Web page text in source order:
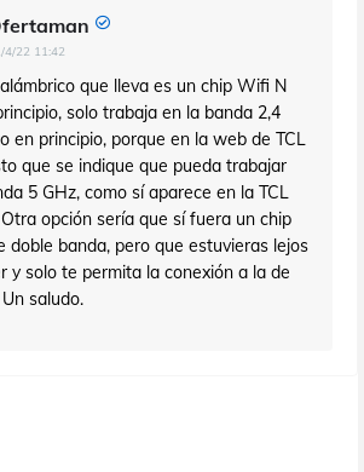
4/22 11:42
que lleva es un chip Wifi N
solo trabaja en la banda 2,4
en principio, porque en la web de TCL
que se indique que pueda trabajar
5 GHz, como sí aparece en la TCL
opción sería que sí fuera un chip
doble banda, pero que estuvieras lejos
y solo te permita la conexión a la de
saludo.